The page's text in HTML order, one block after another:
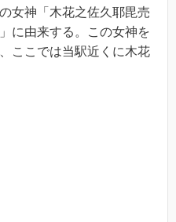
女神「木花之佐久耶毘売
に由来する。この女神を
ここでは当駅近くに木花